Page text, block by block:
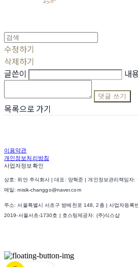
수정하기
삭제하기
글쓴이
내
댓글 쓰기
목록으로 가기
이용약관
개인정보처리방침
사업자정보확인
상호: 위안 주식회사 | 대표: 양혁준 | 개인정보관리책임자
메일: misik-changgo@naver.com
주소: 서울특별시 서초구 방배천로 148, 2층 | 사업자등록
2019-서울서초-1730호
| 호스팅제공자: (주)식스샵